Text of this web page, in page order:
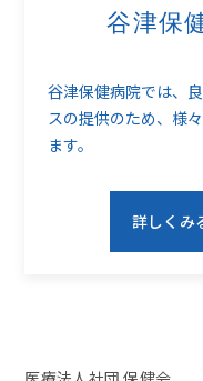
谷津保
谷津保健病院では、
スの提供のため、 様
ます。
詳しくみ